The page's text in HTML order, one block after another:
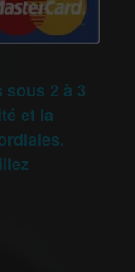
2 à 3
et la